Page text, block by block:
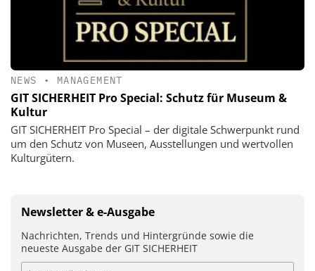
NEWS • MANAGEMENT
GIT SICHERHEIT Pro Special: Schutz für Museum &
Kultur
GIT SICHERHEIT Pro Special – der digitale Schwerpunkt rund
um den Schutz von Museen, Ausstellungen und wertvollen
Kulturgütern.
Newsletter & e-Ausgabe
Nachrichten, Trends und Hintergründe sowie die
neueste Ausgabe der GIT SICHERHEIT